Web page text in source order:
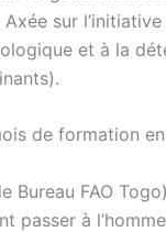
sur
et à la
de formation
Bureau FAO
passer à